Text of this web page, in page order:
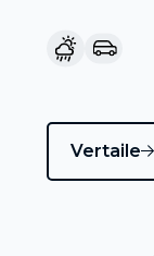
Vertaile